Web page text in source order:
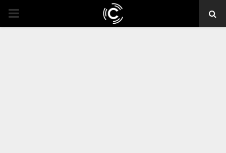
PRIMARY